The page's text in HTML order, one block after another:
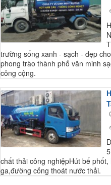
trường sống xanh - sạch - đẹp
phong trào thành phố văn minh
công cộng.
chất thải công nghiệpHút bể
ga,đường cống thoát nước thải.